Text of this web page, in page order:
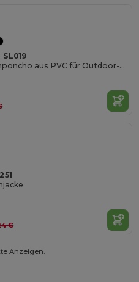
Kinder Regenponcho aus PVC für Outdoor-Abenteuer
€
Anzeigen.